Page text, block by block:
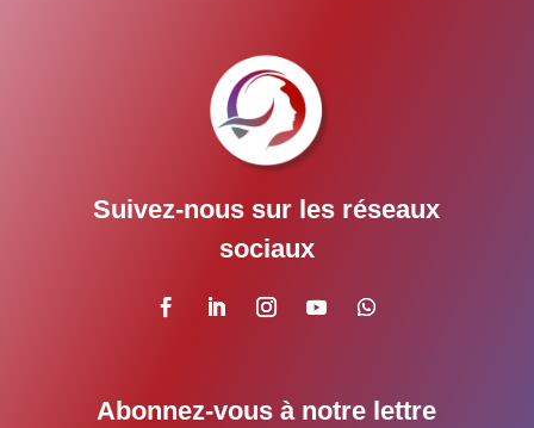
Suivez-nous sur les réseaux
sociaux
Abonnez-vous à notre lettre